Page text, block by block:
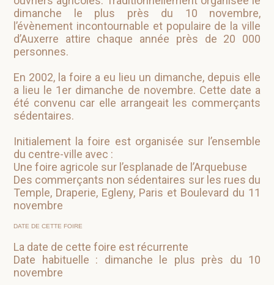
dimanche le plus près du 10 novembre,
l’évènement incontournable et populaire de la ville
d’Auxerre attire chaque année près de 20 000
personnes.
En 2002, la foire a eu lieu un dimanche, depuis elle
a lieu le 1er dimanche de novembre. Cette date a
été convenu car elle arrangeait les commerçants
sédentaires.
Initialement la foire est organisée sur l’ensemble
du centre-ville avec :
Une foire agricole sur l’esplanade de l’Arquebuse
Des commerçants non sédentaires sur les rues du
Temple, Draperie, Egleny, Paris et Boulevard du 11
novembre
DATE DE CETTE FOIRE
La date de cette foire est récurrente
Date habituelle : dimanche le plus près du 10
novembre